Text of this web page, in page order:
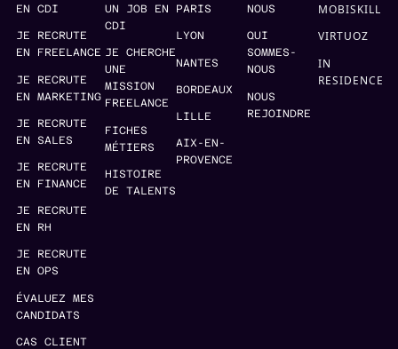
EN CDI
JE RECRUTE
EN FREELANCE
JE RECRUTE
EN MARKETING
JE RECRUTE
EN SALES
JE RECRUTE
EN FINANCE
JE RECRUTE
EN RH
JE RECRUTE
EN OPS
ÉVALUEZ MES
CANDIDATS
CAS CLIENT
UN JOB EN
CDI
JE CHERCHE
UNE
MISSION
FREELANCE
FICHES
MÉTIERS
HISTOIRE
DE TALENTS
PARIS
LYON
NANTES
BORDEAUX
LILLE
AIX-EN-
PROVENCE
NOUS
QUI
SOMMES-
NOUS
NOUS
REJOINDRE
MOBISKILL
VIRTUOZ
IN
RESIDENCE